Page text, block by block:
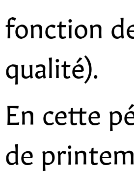
fonction
qualité).
En cette
de